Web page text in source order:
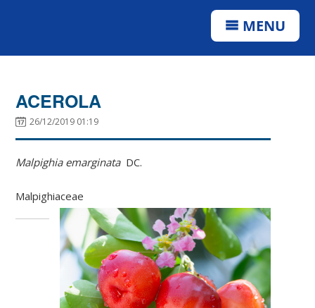
MENU
ACEROLA
26/12/2019 01:19
Malpighia emarginata DC.
Malpighiaceae